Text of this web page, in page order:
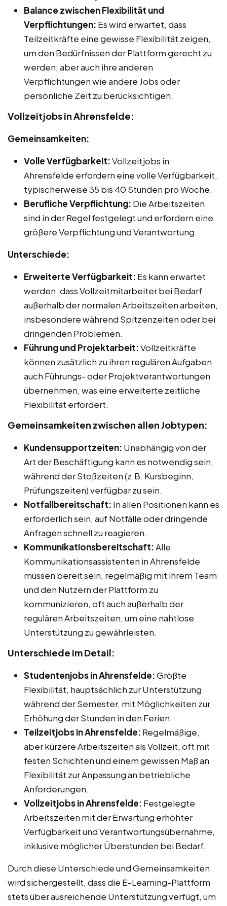
Balance zwischen Flexibilität und
Verpflichtungen: Es wird erwartet, dass
Teilzeitkräfte eine gewisse Flexibilität zeigen,
um den Bedürfnissen der Plattform gerecht zu
werden, aber auch ihre anderen
Verpflichtungen wie andere Jobs oder
persönliche Zeit zu berücksichtigen.
Vollzeitjobs in Ahrensfelde:
Gemeinsamkeiten:
Volle Verfügbarkeit:Vollzeitjobs in
Ahrensfelde erfordern eine volle Verfügbarkeit,
typischerweise 35 bis 40 Stunden pro Woche.
Berufliche Verpflichtung: Die Arbeitszeiten
sind in der Regel festgelegt und erfordern eine
größere Verpflichtung und Verantwortung.
Unterschiede:
Erweiterte Verfügbarkeit: Es kann erwartet
werden, dass Vollzeitmitarbeiter bei Bedarf
außerhalb der normalen Arbeitszeiten arbeiten,
insbesondere während Spitzenzeiten oder bei
dringenden Problemen.
Führung und Projektarbeit:Vollzeitkräfte
können zusätzlich zu ihren regulären Aufgaben
auch Führungs- oder Projektverantwortungen
übernehmen, was eine erweiterte zeitliche
Flexibilität erfordert.
Gemeinsamkeiten zwischen allen Jobtypen:
Kundensupportzeiten: Unabhängig von der
Art der Beschäftigung kann es notwendig sein,
während der Stoßzeiten (z.B. Kursbeginn,
Prüfungszeiten) verfügbar zu sein.
Notfallbereitschaft: In allen Positionen kann es
erforderlich sein, auf Notfälle oder dringende
Anfragen schnell zu reagieren.
Kommunikationsbereitschaft:Alle
Kommunikationsassistenten in Ahrensfelde
müssen bereit sein, regelmäßig mit ihrem Team
und den Nutzern der Plattform zu
kommunizieren, oft auch außerhalb der
regulären Arbeitszeiten, um eine nahtlose
Unterstützung zu gewährleisten.
Unterschiede im Detail:
Studentenjobs in Ahrensfelde:Größte
Flexibilität, hauptsächlich zur Unterstützung
während der Semester, mit Möglichkeiten zur
Erhöhung der Stunden in den Ferien.
Teilzeitjobs in Ahrensfelde: Regelmäßige,
aber kürzere Arbeitszeiten als Vollzeit, oft mit
festen Schichten und einem gewissen Maß an
Flexibilität zur Anpassung an betriebliche
Anforderungen.
Vollzeitjobs in Ahrensfelde: Festgelegte
Arbeitszeiten mit der Erwartung erhöhter
Verfügbarkeit und Verantwortungsübernahme,
inklusive möglicher Überstunden bei Bedarf.
Durch diese Unterschiede und Gemeinsamkeiten
wird sichergestellt, dass die E-Learning-Plattform
stets über ausreichende Unterstützung verfügt, um